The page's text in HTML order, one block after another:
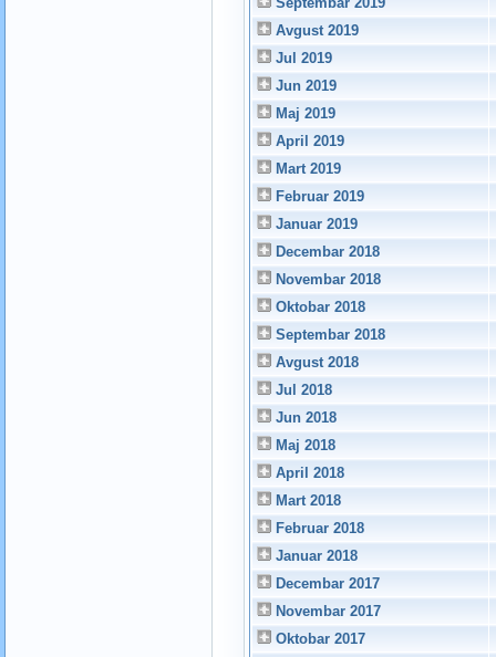
Avgust 2019
Jul 2019
Jun 2019
Maj 2019
April 2019
Mart 2019
Februar 2019
Januar 2019
Decembar 2018
Novembar 2018
Oktobar 2018
Septembar 2018
Avgust 2018
Jul 2018
Jun 2018
Maj 2018
April 2018
Mart 2018
Februar 2018
Januar 2018
Decembar 2017
Novembar 2017
Oktobar 2017